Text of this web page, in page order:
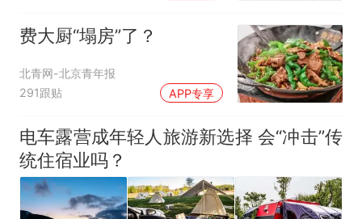
费大厨“塌房”了？
北青网-北京青年报
291跟贴
APP专享
电车露营成年轻人旅游新选择 会“冲击”传
统住宿业吗？